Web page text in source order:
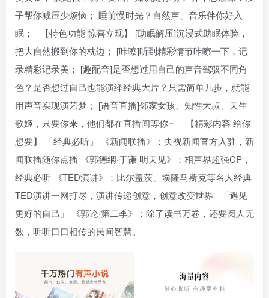
子帮你减压少烦恼； 睡前慢时光？自然声、音乐伴你好入
眠； 【特色功能 惊喜立现】 [助眠解压]沉浸式助眠体验，
把大自然搬到你的枕边； [咔嚓]听到精彩情节咔嚓一下，记
录精彩记录美； [趣配音]是否想过用自己的声音驾驭不同角
色？是否想过自己也能演绎经典大片？只需简单几步，就能
用声音实现演艺梦； [语音直播]邻家女孩、知性大叔、天生
歌姬，只要你来，他们都在直播间等你~ 【精彩内容 给你
想要】 「经典必听」 《新闻联播》：央视新闻官方入驻，新
闻联播随你点播 《郭德纲·于谦 明天见》：相声界超强CP，
经典必听 《TED演讲》：比尔盖茨、埃隆马斯克等名人经典
TED演讲一网打尽，演讲传递创意，创意改变世界 「遇见
更好的自己」 《郭论·第二季》：除了读书万卷，还要阅人无
数，听听口口相传的民间智慧。